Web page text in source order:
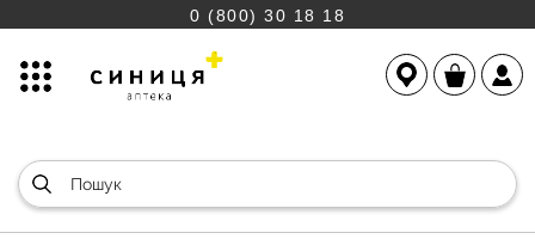
0 (800) 30 18 18